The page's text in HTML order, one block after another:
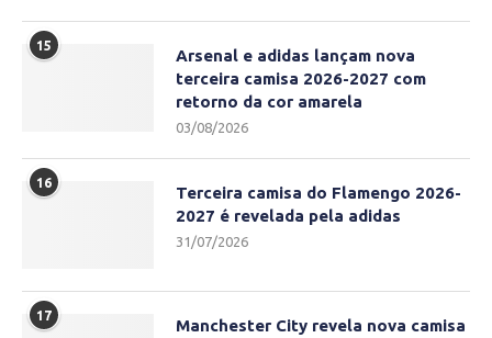
15
Arsenal e adidas lançam nova
terceira camisa 2026-2027 com
retorno da cor amarela
03/08/2026
16
Terceira camisa do Flamengo 2026-
2027 é revelada pela adidas
31/07/2026
17
Manchester City revela nova camisa